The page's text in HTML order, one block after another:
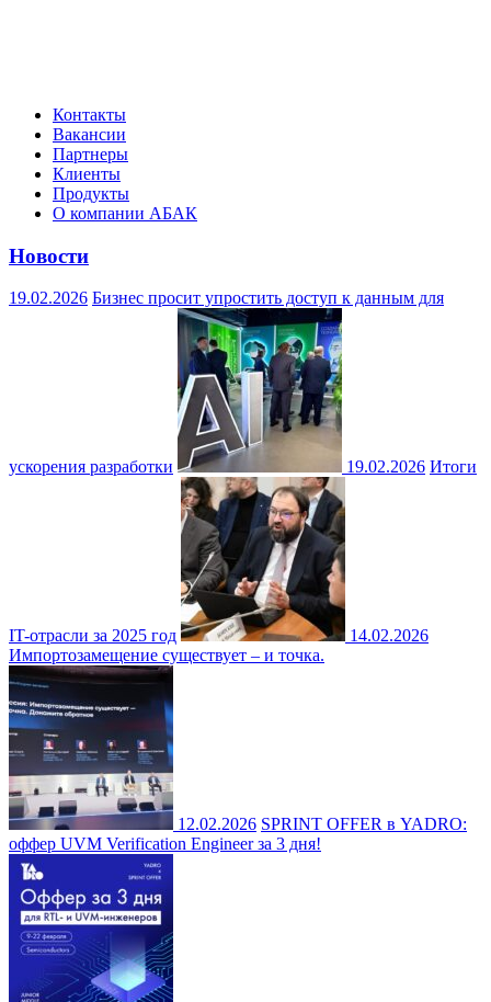
Контакты
Вакансии
Партнеры
Клиенты
Продукты
О компании АБАК
Новости
19.02.2026 Бизнес просит упростить доступ к данным для
ускорения разработки 19.02.2026 Итоги
IT-отрасли за 2025 год
14.02.2026
Импортозамещение существует – и точка.
12.02.2026 SPRINT OFFER в YADRO:
оффер UVM Verification Engineer за 3 дня!